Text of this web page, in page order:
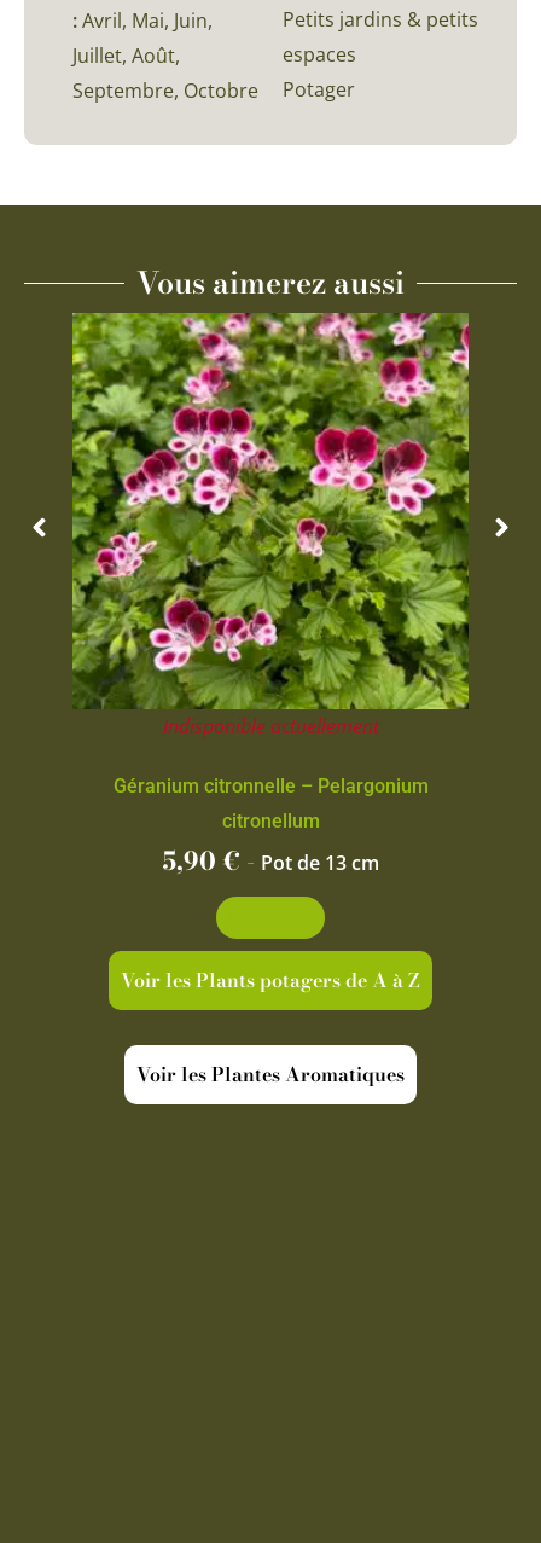
:Avril, Mai, Juin,
Juillet, Août,
Septembre, Octobre
Petits jardins & petits
espaces
Potager
Vous aimerez aussi
Indisponible actuellement
Géranium citronnelle – Pelargonium
citronellum
5,90€ - Pot de 13 cm
Voir les Plants potagers de A à Z
Voir les Plantes Aromatiques